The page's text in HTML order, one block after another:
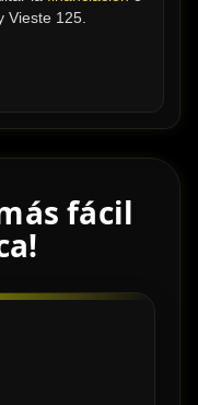
Vieste 125.
fácil